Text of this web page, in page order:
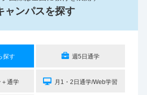
ャンパスを探す
探す 週5日通学
通学 月1・2日通学/Web学習